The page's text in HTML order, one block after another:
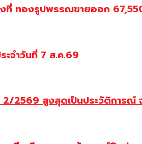
ที่ ทองรูปพรรณขายออก
ะจำวันที่ 7 ส.ค.69
2569 สูงสุดเป็นประวัติการณ์